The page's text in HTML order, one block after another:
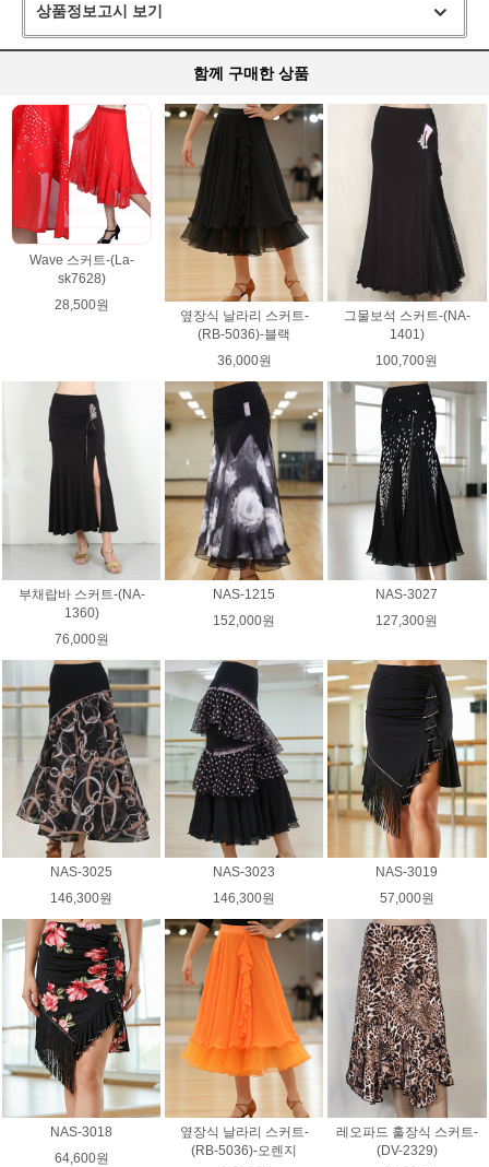
상품정보고시 보기
함께 구매한 상품
Wave 스커트-(La-
sk7628)
28,500원
옆장식 날라리 스커트-
(RB-5036)-블랙
36,000원
그물보석 스커트-(NA-
1401)
100,700원
부채랍바 스커트-(NA-
1360)
76,000원
NAS-1215
152,000원
NAS-3027
127,300원
NAS-3025
146,300원
NAS-3023
146,300원
NAS-3019
57,000원
NAS-3018
64,600원
옆장식 날라리 스커트-
(RB-5036)-오렌지
레오파드 훌장식 스커트-
(DV-2329)